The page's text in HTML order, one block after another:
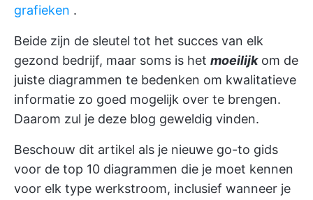
grafieken .
Beide zijn de sleutel tot het succes van elk
gezond bedrijf, maar soms is het moeilijkom de
juiste diagrammen te bedenken om kwalitatieve
informatie zo goed mogelijk over te brengen.
Daarom zul je deze blog geweldig vinden.
Beschouw dit artikel als je nieuwe go-to gids
voor de top 10 diagrammen die je moet kennen
voor elk type werkstroom, inclusief wanneer je